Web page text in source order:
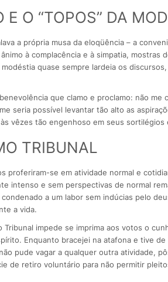
O “TOPOS” DA
a própria musa da eloqüência – a
à complacência e à simpatia, mostras
quase sempre lardeia os
que clamo e proclamo: não me
seria possível levantar tão alto as
vêzes tão engenhoso em seus sortilégios
TRIBUNAL
proferiram-se em atividade normal e
intenso e sem perspectivas de normal
a um labor sem indúcias pelo
a vida.
impede se imprima aos votos o
Enquanto bracejei na atafona e tive
pude vagar a qualquer outra atividade,
de retiro voluntário para não permitir